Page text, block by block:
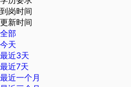
到岗时间
更新时间
全部
今天
最近3天
最近7天
最近一个月